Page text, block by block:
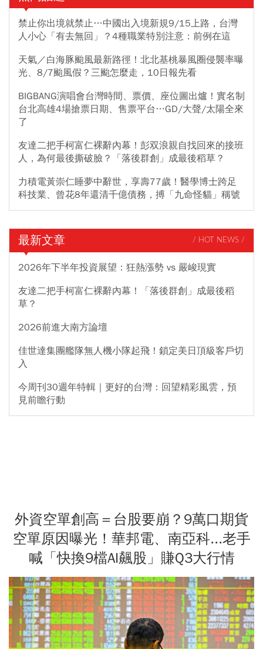
禁止你出境就禁止…中國出入境新規9/15上路，台灣
人小心「有去無回」？4種職業特別注意：前例在這
天氣／白海豚颱風最新路徑！北北基桃暴風圈侵襲率曝
光、8/7颱風假？三颱怎麼走，10日報先看
BIGBANG演唱會台灣時間、票價、座位圖出爐！實名制
台北高雄4場搶票日期、售票平台…GD/大聲/太陽全來
了
友達二把手柯富仁裸辭內幕！彭双浪親自找回來的接班
人，為何最後撕破臉？「落後群創」成最後稻草？
力積電黃崇仁睡夢中辭世，享壽77歲！醫學博士跨足
科技業、曾花8年還清千億債務，搏「九命怪貓」稱號
最新文章 / HOT NEWS /
2026年下半年投資展望：狂熱漲勢 vs 嚴峻現實
友達二把手柯富仁裸辭內幕！「落後群創」成最後稻
草？
2026前進大南方論壇
佳世達集團艦隊無人機小隊起飛！鎖定美日頂級客戶切
入
今周刊30週年特輯｜更好的台灣：回望精彩風雲，預
見前瞻行動
外資空單創高＝台股要崩？9萬口期貨
空單原因曝光！華邦電、南亞科...老手
喊「快換9檔AI飆股」賺Q3大行情